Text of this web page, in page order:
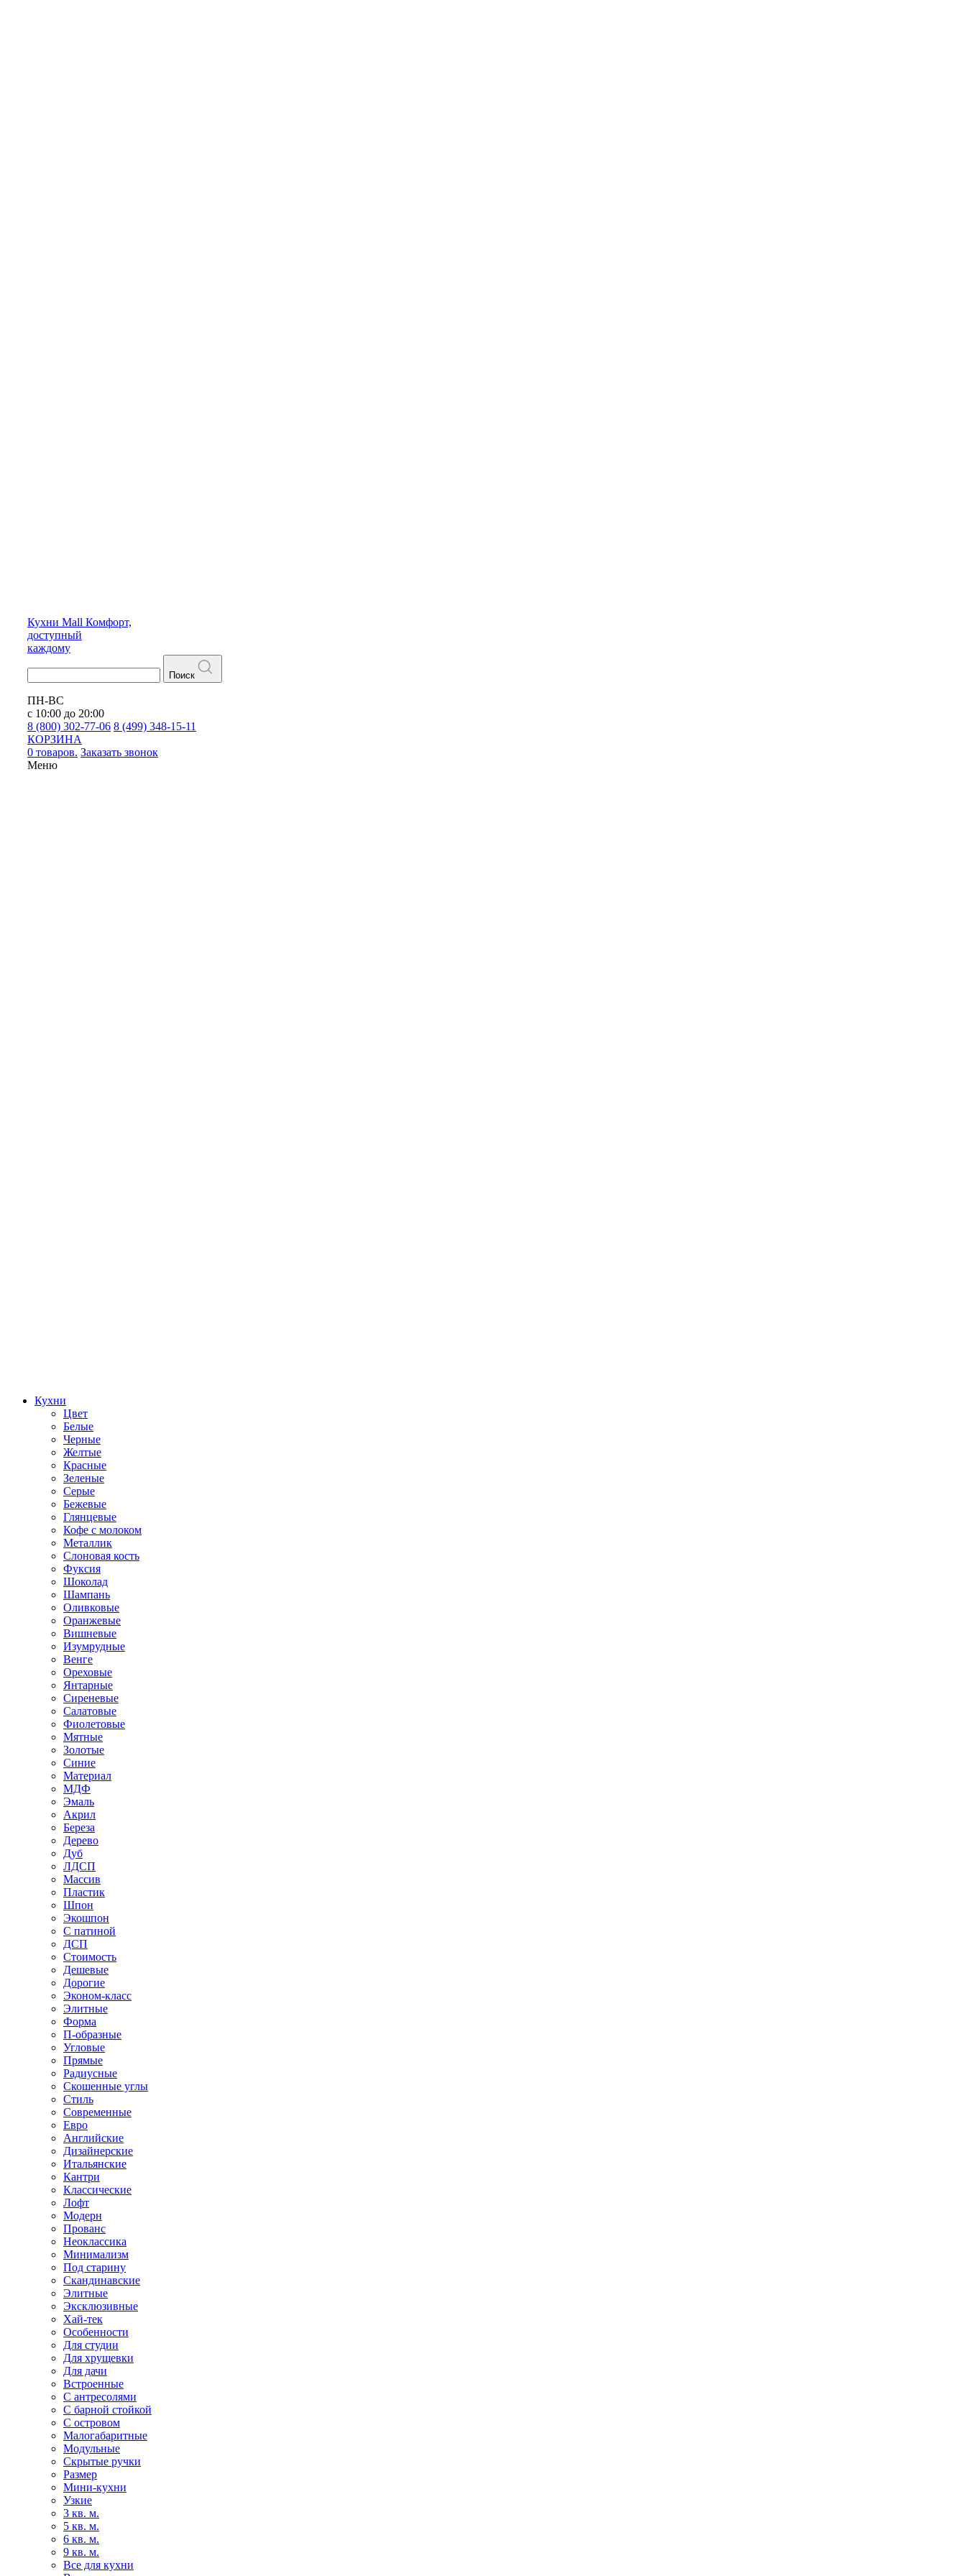
Кухни Mall Комфорт,
доступный
каждому
Поиск
ПН-ВС
с 10:00 до 20:00
8 (800) 302-77-06 8 (499) 348-15-11
КОРЗИНА
0 товаров. Заказать звонок
Меню
Кухни
Цвет
Белые
Черные
Желтые
Красные
Зеленые
Серые
Бежевые
Глянцевые
Кофе с молоком
Металлик
Слоновая кость
Фуксия
Шоколад
Шампань
Оливковые
Оранжевые
Вишневые
Изумрудные
Венге
Ореховые
Янтарные
Сиреневые
Салатовые
Фиолетовые
Мятные
Золотые
Синие
Материал
МДФ
Эмаль
Акрил
Береза
Дерево
Дуб
ЛДСП
Массив
Пластик
Шпон
Экошпон
С патиной
ДСП
Стоимость
Дешевые
Дорогие
Эконом-класс
Элитные
Форма
П-образные
Угловые
Прямые
Радиусные
Скошенные углы
Стиль
Современные
Евро
Английские
Дизайнерские
Итальянские
Кантри
Классические
Лофт
Модерн
Прованс
Неоклассика
Минимализм
Под старину
Скандинавские
Элитные
Эксклюзивные
Хай-тек
Особенности
Для студии
Для хрущевки
Для дачи
Встроенные
С антресолями
С барной стойкой
С островом
Малогабаритные
Модульные
Скрытые ручки
Размер
Мини-кухни
Узкие
3 кв. м.
5 кв. м.
6 кв. м.
9 кв. м.
Все для кухни